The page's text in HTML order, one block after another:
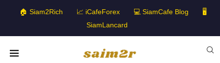
🏠 Siam2Rich 📈 iCafeForex 💻 SiamCafe Blog
🖥️
SiamLancard